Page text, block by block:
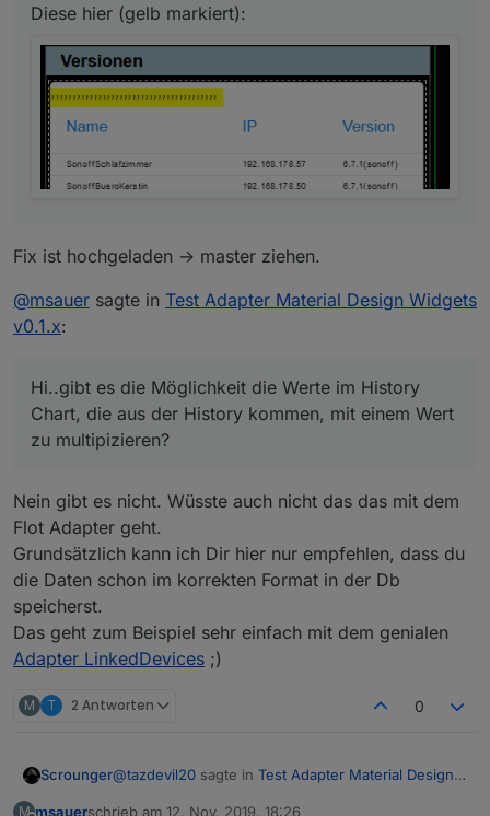
Diese hier (gelb markiert):
Fix ist hochgeladen -> master ziehen.
@msauer sagte in Test Adapter Material Design Widgets
v0.1.x:
Hi..gibt es die Möglichkeit die Werte im History
Chart, die aus der History kommen, mit einem Wert
zu multipizieren?
Nein gibt es nicht. Wüsste auch nicht das das mit dem
Flot Adapter geht.
Grundsätzlich kann ich Dir hier nur empfehlen, dass du
die Daten schon im korrekten Format in der Db
speicherst.
Das geht zum Beispiel sehr einfach mit dem genialen
Adapter LinkedDevices ;)
M T 2 Antworten 0
Scrounger@tazdevil20 sagte in Test Adapter Material Design
M msauerschrieb am 12. Nov. 2019, 18:26